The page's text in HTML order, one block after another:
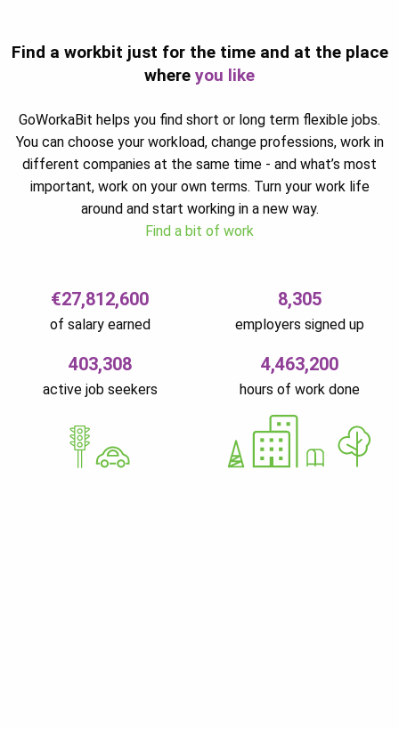
Find a workbit just for the time and at the place
where you like
GoWorkaBit helps you find short or long term flexible jobs.
You can choose your workload, change professions, work in
different companies at the same time - and what’s most
important, work on your own terms. Turn your work life
around and start working in a new way.
Find a bit of work
€27,812,600
of salary earned
8,305
employers signed up
403,308
active job seekers
4,463,200
hours of work done